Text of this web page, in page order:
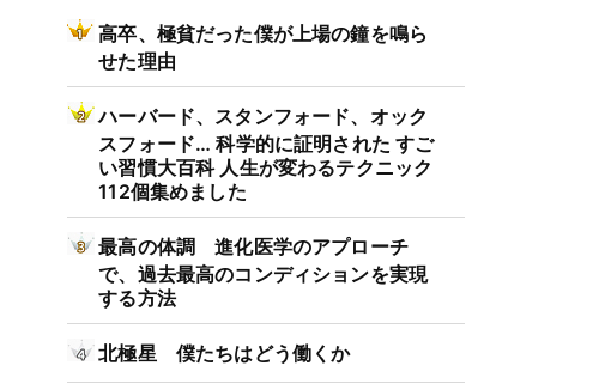
高卒、極貧だった僕が上場の鐘を鳴ら
せた理由
ハーバード、スタンフォード、オック
スフォード… 科学的に証明された すご
い習慣大百科 人生が変わるテクニック
112個集めました
最高の体調 進化医学のアプローチ
で、過去最高のコンディションを実現
する方法
北極星 僕たちはどう働くか